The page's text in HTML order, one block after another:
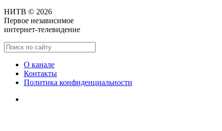
НИТВ © 2026
Первое независимое
интернет-телевидение
О канале
Контакты
Политика конфиденциальности